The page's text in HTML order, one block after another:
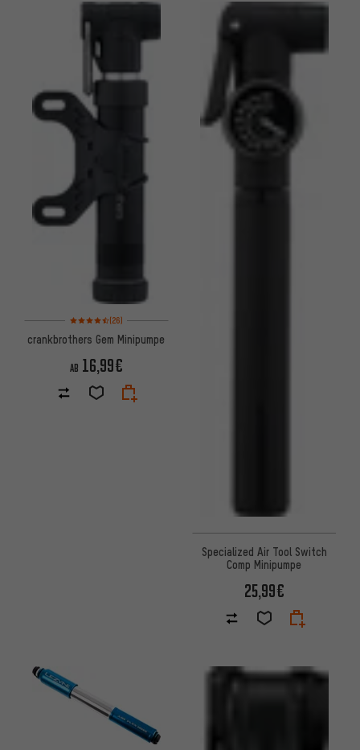
Bewertungen: 4,5 von 5 basierend auf 26 Bewertungen
(26)
crankbrothers Gem Minipumpe
AB 16,99€
Specialized Air Tool Switch
Comp Minipumpe
25,99€